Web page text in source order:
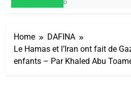
Home
DAFINA
Le Hamas et l’Iran ont fait de
enfants – Par Khaled Abu